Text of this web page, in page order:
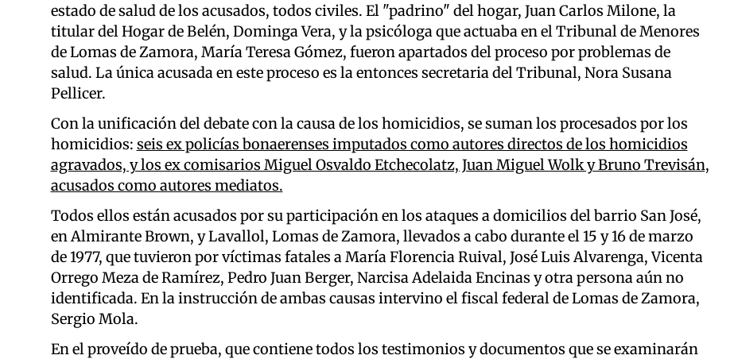
estado de salud de los acusados, todos civiles. El "padrino" del hogar, Juan Carlos Milone, la
titular del Hogar de Belén, Dominga Vera, y la psicóloga que actuaba en el Tribunal de Menores
de Lomas de Zamora, María Teresa Gómez, fueron apartados del proceso por problemas de
salud. La única acusada en este proceso es la entonces secretaria del Tribunal, Nora Susana
Pellicer.
Con la unificación del debate con la causa de los homicidios, se suman los procesados por los
homicidios: seis ex policías bonaerenses imputados como autores directos de los homicidios
agravados, y los ex comisarios Miguel Osvaldo Etchecolatz, Juan Miguel Wolk y Bruno Trevisán,
acusados como autores mediatos.
Todos ellos están acusados por su participación en los ataques a domicilios del barrio San José,
en Almirante Brown, y Lavallol, Lomas de Zamora, llevados a cabo durante el 15 y 16 de marzo
de 1977, que tuvieron por víctimas fatales a María Florencia Ruival, José Luis Alvarenga, Vicenta
Orrego Meza de Ramírez, Pedro Juan Berger, Narcisa Adelaida Encinas y otra persona aún no
identificada. En la instrucción de ambas causas intervino el fiscal federal de Lomas de Zamora,
Sergio Mola.
En el proveído de prueba, que contiene todos los testimonios y documentos que se examinarán